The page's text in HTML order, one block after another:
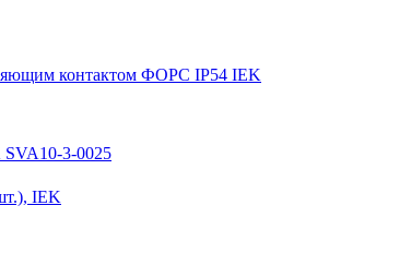
контактом ФОРС IP54 IEK
3-0025
IEK